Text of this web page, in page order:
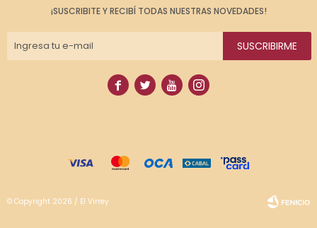
¡SUSCRIBITE Y RECIBÍ TODAS NUESTRAS NOVEDADES!
SUSCRIBIRME
   
© Copyright 2026 / El Virrey